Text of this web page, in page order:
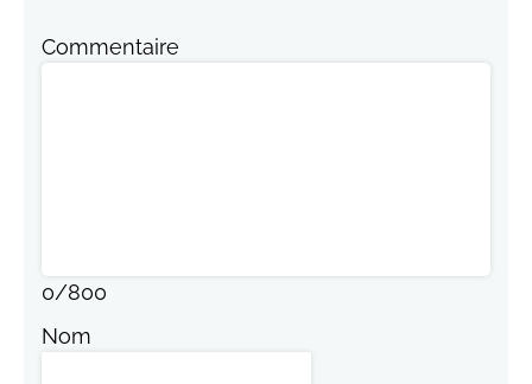
Commentaire
0/800
Nom